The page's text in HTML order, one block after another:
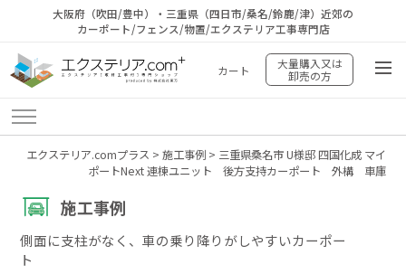
大阪府（吹田/豊中）・三重県（四日市/桑名/鈴鹿/津）近郊の
カーポート/フェンス/物置/エクステリア工事専門店
カート
大量購入又は
卸売の方
エクステリア.comプラス > 施工事例> 三重県桑名市 U様邸 四国化成 マイ
ポートNext 連棟ユニット 後方支持カーポート 外構 車庫
施工事例
側面に支柱がなく、車の乗り降りがしやすいカーポー
ト